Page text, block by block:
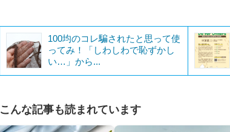
100均のコレ騙されたと思って使
ってみ！「しわしわで恥ずかし
い…」から...
こんな記事も読まれています